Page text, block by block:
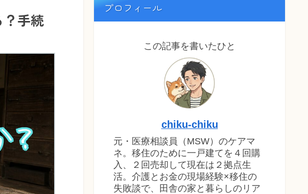
手続
プロフィール
この記事を書いたひと
chiku-chiku
元・医療相談員（MSW）のケアマ
ネ。移住のために一戸建てを４回購
入、２回売却して現在は２拠点生
活。介護とお金の現場経験×移住の
失敗談で、田舎の家と暮らしのリア